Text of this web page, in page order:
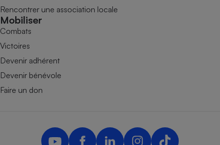
Rencontrer une association locale
Mobiliser
Combats
Victoires
Devenir adhérent
Devenir bénévole
Faire un don